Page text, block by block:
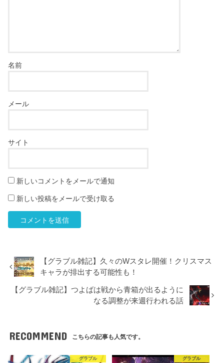
名前
メール
サイト
新しいコメントをメールで通知
新しい投稿をメールで受け取る
【グラブル雑記】久々のWスタレ開催！クリスマス
キャラが排出する可能性も！
【グラブル雑記】つよばは戦から青箱が出るように
なる調整が来週行われる話
RECOMMEND こちらの記事も人気です。
グラブル グラブル